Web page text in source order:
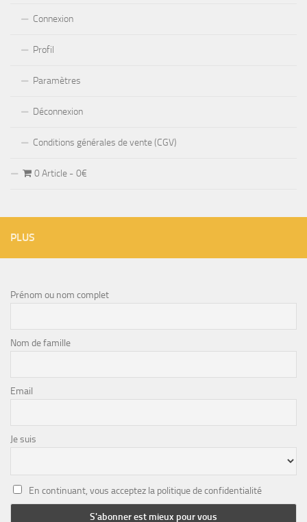
Connexion
Profil
Paramètres
Déconnexion
Conditions générales de vente (CGV)
0 Article 0€
PLUS
Prénom ou nom complet
Nom de famille
Email
Je suis
En continuant, vous acceptez la politique de confidentialité